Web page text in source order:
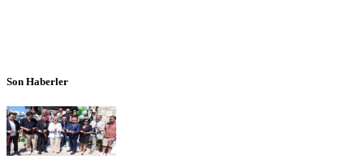
Son Haberler